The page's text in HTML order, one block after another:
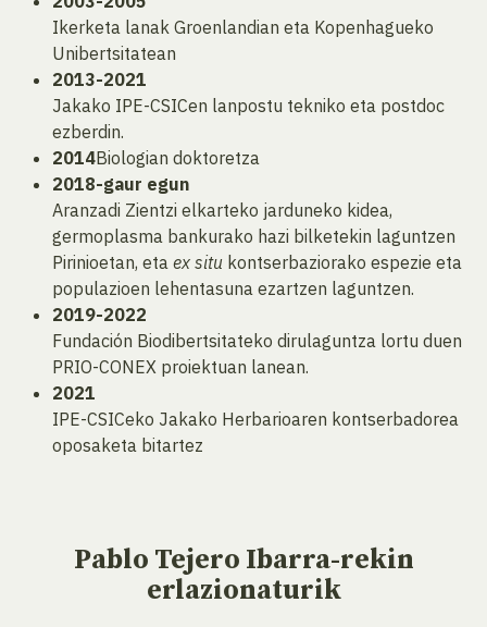
Ikerketa lanak Groenlandian eta Kopenhagueko
Unibertsitatean
2013-2021
Jakako IPE-CSICen lanpostu tekniko eta postdoc
ezberdin.
2014Biologian doktoretza
2018-gaur egun
Aranzadi Zientzi elkarteko jarduneko kidea,
germoplasma bankurako hazi bilketekin laguntzen
Pirinioetan, eta ex situ kontserbaziorako espezie eta
populazioen lehentasuna ezartzen laguntzen.
2019-2022
Fundación Biodibertsitateko dirulaguntza lortu duen
PRIO-CONEX proiektuan lanean.
2021
IPE-CSICeko Jakako Herbarioaren kontserbadorea
oposaketa bitartez
Pablo Tejero Ibarra-rekin
erlazionaturik